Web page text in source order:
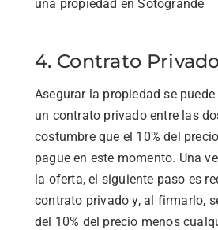
una propiedad en Sotogrande
4. Contrato
Asegurar la propiedad se
un contrato privado entre las
costumbre que el 10% del
pague en este momento. Una
la oferta, el siguiente paso es
contrato privado y, al firmarlo,
del 10% del precio menos